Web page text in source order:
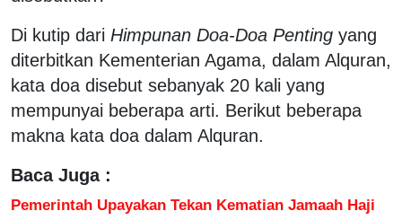
Di kutip dari Himpunan Doa-Doa Penting yang
diterbitkan Kementerian Agama, dalam Alquran,
kata doa disebut sebanyak 20 kali yang
mempunyai beberapa arti. Berikut beberapa
makna kata doa dalam Alquran.
Baca Juga :
Pemerintah Upayakan Tekan Kematian Jamaah Haji